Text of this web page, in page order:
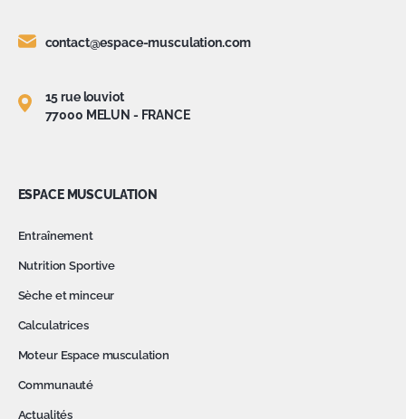
contact@espace-musculation.com
15 rue louviot
77000 MELUN - FRANCE
ESPACE MUSCULATION
Entraînement
Nutrition Sportive
Sèche et minceur
Calculatrices
Moteur Espace musculation
Communauté
Actualités